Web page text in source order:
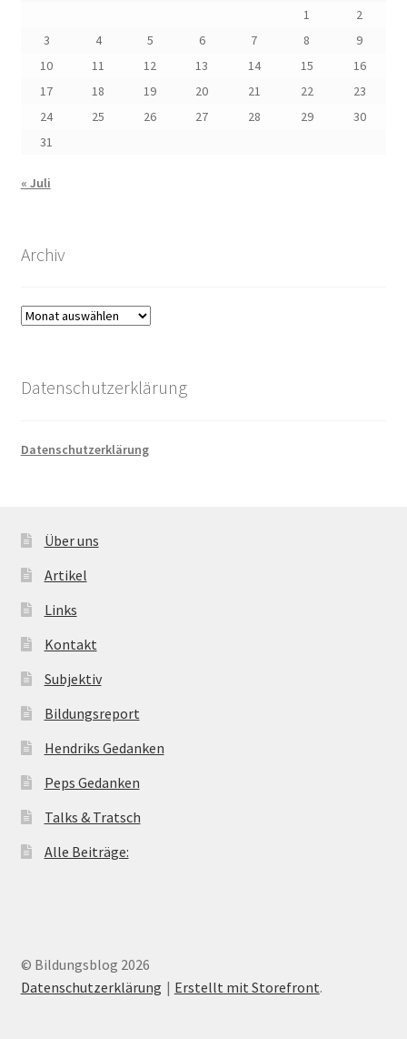
1
2
3
4 5 6 7 8
9
10
11 12 13 14 15
16
17
18 19 20 21 22
23
24
25 26 27 28 29
30
31
« Juli
Archiv
Archiv
Datenschutzerklärung
Datenschutzerklärung
Über uns
Artikel
Links
Kontakt
Subjektiv
Bildungsreport
Hendriks Gedanken
Peps Gedanken
Talks & Tratsch
Alle Beiträge:
© Bildungsblog 2026
Datenschutzerklärung
Erstellt mit Storefront.